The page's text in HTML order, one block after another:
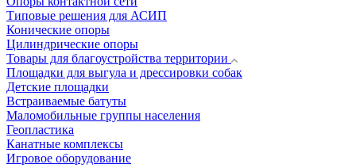
Типовые решения для АСИП
Конические опоры
Цилиндрические опоры
Товары для благоустройства территории
Площадки для выгула и дрессировки собак
Детские площадки
Встраиваемые батуты
Маломобильные группы населения
Геопластика
Канатные комплексы
Игровое оборудование